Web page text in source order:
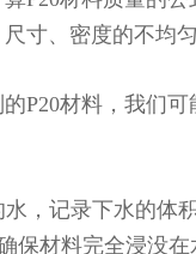
寸、密度的不均
P20材料，我们
，记录下水的体
保材料完全浸没